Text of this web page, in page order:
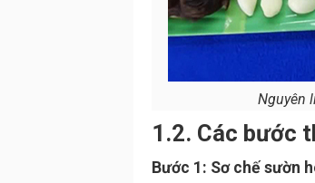
Nguyên
1.2. Các bước
Bước 1: Sơ chế sườn